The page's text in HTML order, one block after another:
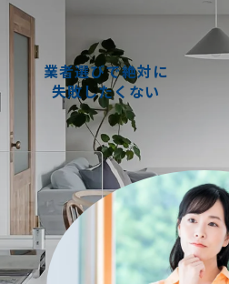
業者選びで絶対に
失敗したくない